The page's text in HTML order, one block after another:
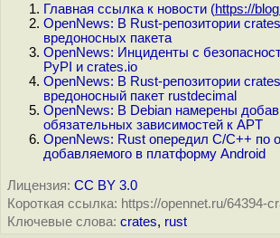
Главная ссылка к новости (https://
OpenNews: В Rust-репозитории
вредоносных пакета
OpenNews: Инциденты с
PyPI и crates.io
OpenNews: В Rust-репозитории
вредоносный пакет rustdecimal
OpenNews: В Debian намерены
обязательных зависимостей к APT
OpenNews: Rust опередил C/C++ по
добавляемого в платформу Android
Лицензия: CC BY 3.0
Короткая ссылка: https://opennet.ru/64394-
Ключевые слова: crates, rust